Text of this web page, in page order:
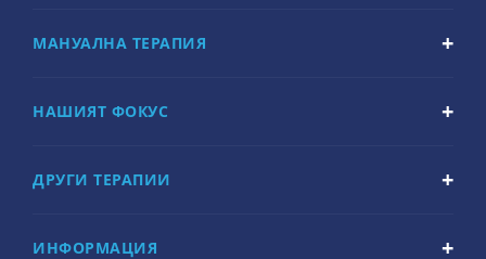
МАНУАЛНА ТЕРАПИЯ
НАШИЯТ ФОКУС
ДРУГИ ТЕРАПИИ
ИНФОРМАЦИЯ